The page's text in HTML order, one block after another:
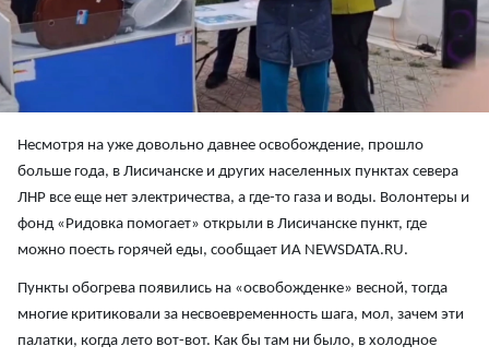
Несмотря на уже довольно давнее освобождение, прошло
больше года, в Лисичанске и других населенных пунктах севера
ЛНР все еще нет электричества, а где-то газа и воды. Волонтеры и
фонд «Ридовка помогает» открыли в Лисичанске пункт, где
можно поесть горячей еды, сообщает ИА NEWSDATA.RU.
Пункты обогрева появились на «освобожденке» весной, тогда
многие критиковали за несвоевременность шага, мол, зачем эти
палатки, когда лето вот-вот. Как бы там ни было, в холодное